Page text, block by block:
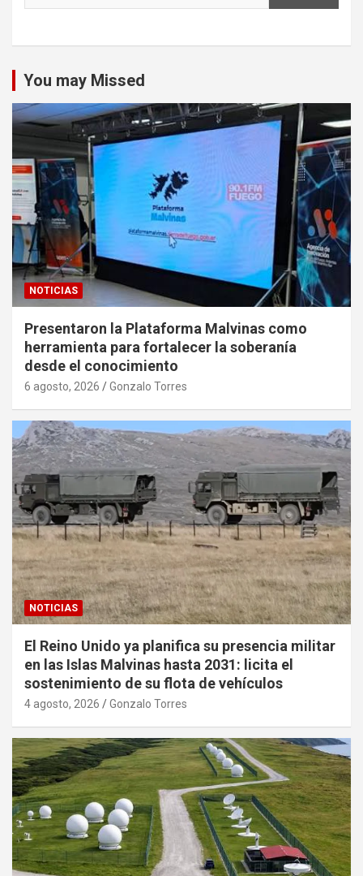
You may Missed
NOTICIAS
Presentaron la Plataforma Malvinas como
herramienta para fortalecer la soberanía
desde el conocimiento
6 agosto, 2026 Gonzalo Torres
NOTICIAS
El Reino Unido ya planifica su presencia militar
en las Islas Malvinas hasta 2031: licita el
sostenimiento de su flota de vehículos
4 agosto, 2026 Gonzalo Torres